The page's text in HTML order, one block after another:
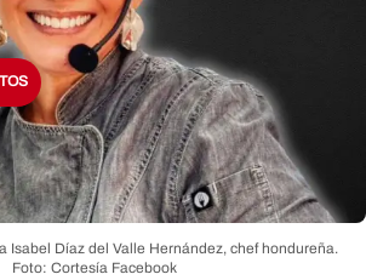
Isabel Díaz del Valle Hernández, chef hondureña.
Foto: Cortesía Facebook